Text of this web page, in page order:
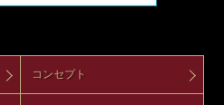
コンセプト